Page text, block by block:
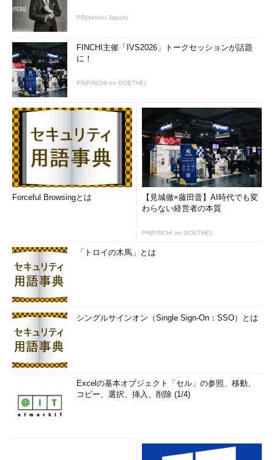
今回、新たにWindowsデスクトップOSの仮想マシンイメージ
が利用可能になったということで、“これからはWindowsのデス
クトップ環境や最新のVisual Studio開発環境を使いたいときに使
いたいだけ、クラウドから時間借りできる！”あるいは“Microsoft
VDIをクラウド上に構築できる”と早合点してしまう人もいそうで
すが、決してそういうことではありませんのでご注意ください。
仮想マシンギャラリーのイメージの説明にしっかりと書いてあ
りますが、“WindowsデスクトップOSのイメージは、
MSDN（Microsoft Developer Network）サブスクリプション契
約者に対して提供されるもの”です。その用途は、Windowsデス
クトップOSを対象としたアプリケーションの開発とテスト に限
定されます。
Windows 7 and Windows 8.1 client VM images are now
また、Visual Studioを含むイメージはUltimateエディションな
ので、そのVisual Studioで開発を行うには「
Ultimate with MSDNサブスクリプション
Studio Professional with MSDNサブスクリプションのライセン
スでは開発環境を利用できません。
PR(dentsu Japan)
FINCHI主催「IVS2026」トークセッションが話題
に！
PR(FINCHI on GOETHE)
Forceful Browsingとは
【見城徹×藤田晋】AI時代でも変
わらない経営者の本質
PR(FINCHI on GOETHE)
「トロイの木馬」とは
シングルサインオン（Single Sign-On：SSO）とは
Excelの基本オブジェクト「セル」の参照、移動、
コピー、選択、挿入、削除 (1/4)